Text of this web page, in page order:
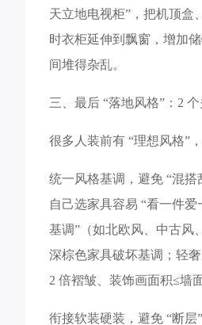
天立地电视柜”，把机顶盒
时衣柜延伸到飘窗，增加
间堆得杂乱。​
三、最后 “落地风格”：2
很多人装前有 “理想风格”
统一风格基调，避免 “混搭
自己选家具容易 “看一件
基调”（如北欧风、中古风
深棕色家具破坏基调；轻
2 倍褶皱、装饰画面积≤墙
衔接软装硬装，避免 “断层”​